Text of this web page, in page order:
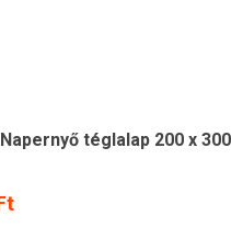
Napernyő téglalap 200 x